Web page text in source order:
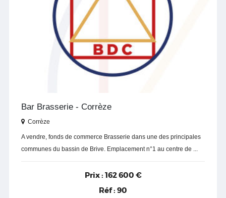
Bar Brasserie - Corrèze
Corrèze
A vendre, fonds de commerce Brasserie dans une des principales
communes du bassin de Brive. Emplacement n°1 au centre de ...
Prix : 162 600 €
Réf : 90